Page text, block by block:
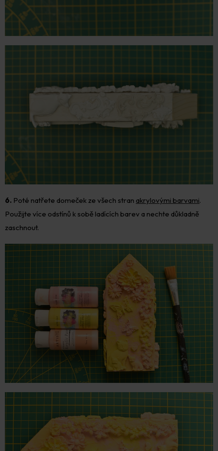
6. Poté natřete domeček ze všech stran akrylovými barvami.
Použijte více odstínů k sobě ladících barev a nechte důkladně
zaschnout.